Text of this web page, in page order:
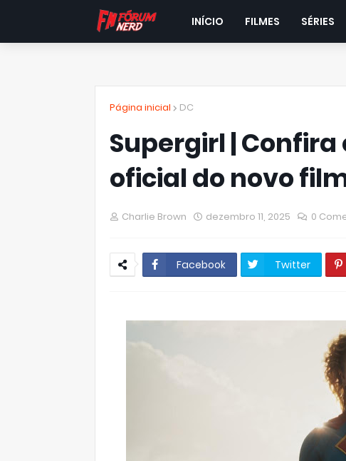
INÍCIO FILMES SÉRIES
Página inicial DC
Supergirl |
oficial do novo
Charlie Brown dezembro 11, 2025 0
Facebook Twitter